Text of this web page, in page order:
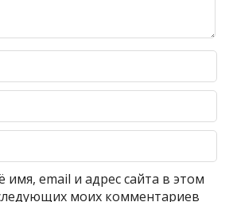
имя, email и адрес сайта в этом
моих комментариев